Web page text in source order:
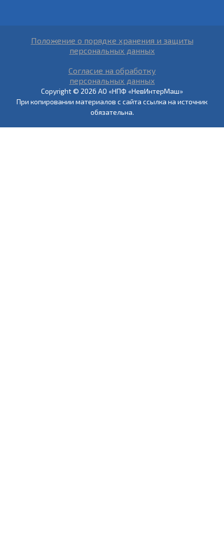
Положение о порядке хранения и защиты
персональных данных
Согласие на обработку
персональных данных
Copyright © 2026 АО «НПФ «НевИнтерМаш»
При копировании материалов с сайта ссылка на источник
обязательна.